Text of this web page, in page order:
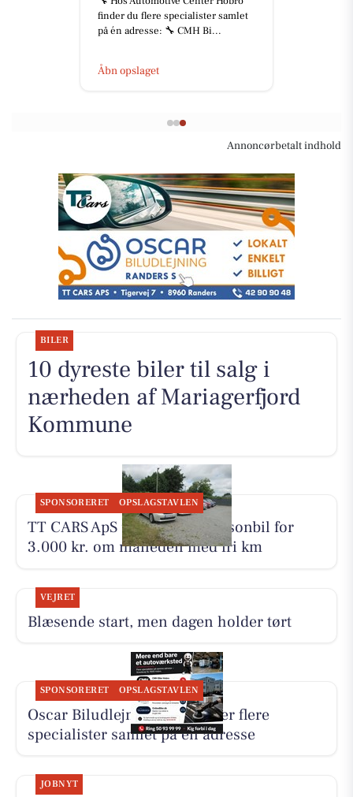
finder du flere specialister samlet
på én adresse: 🔧 CMH Bi...
Åbn opslaget
Annoncørbetalt indhold
BILER
10 dyreste biler til salg i
nærheden af Mariagerfjord
Kommune
SPONSORERET OPSLAGSTAVLEN
TT CARS ApS udlejer lille personbil for
3.000 kr. om måneden med fri km
VEJRET
Blæsende start, men dagen holder tørt
SPONSORERET OPSLAGSTAVLEN
Oscar Biludlejning fremhæver flere
specialister samlet på én adresse
JOBNYT